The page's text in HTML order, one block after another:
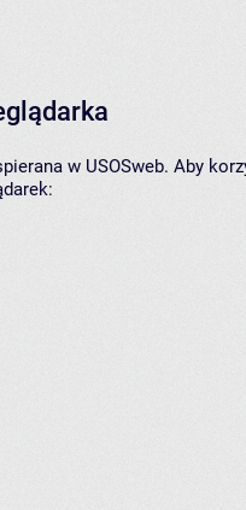
w USOSweb. Aby